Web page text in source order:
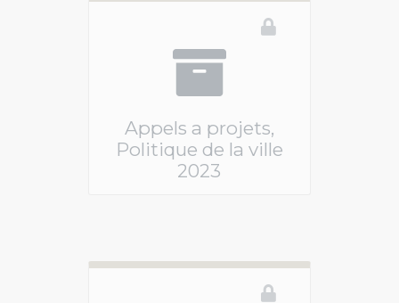
Appels a projets,
Politique de la ville
2023